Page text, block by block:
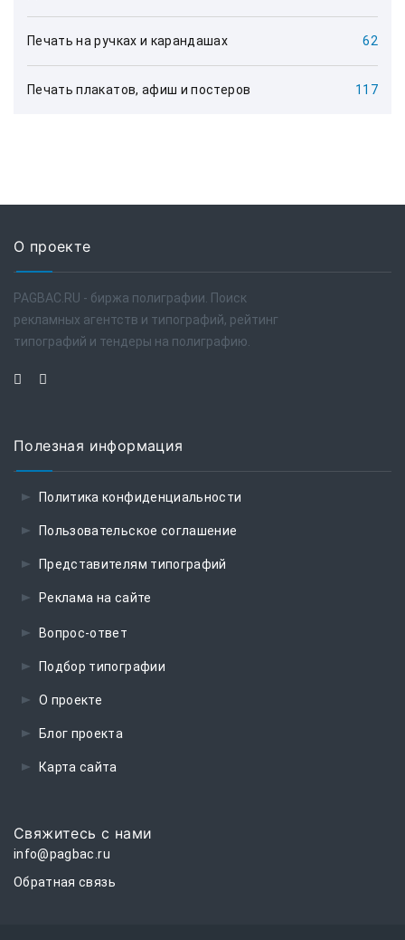
Печать на ручках и карандашах 62
Печать плакатов, афиш и постеров 117
О проекте
PAGBAC.RU - биржа полиграфии. Поиск
рекламных агентств и типографий, рейтинг
типографий и тендеры на полиграфию.
Полезная информация
Политика конфиденциальности
Пользовательское соглашение
Представителям типографий
Реклама на сайте
Вопрос-ответ
Подбор типографии
О проекте
Блог проекта
Карта сайта
Свяжитесь с нами
info@pagbac.ru
Обратная связь